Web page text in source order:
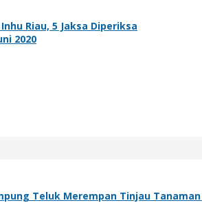
Riau, 5 Jaksa Diperiksa
2020
Teluk Merempan Tinjau